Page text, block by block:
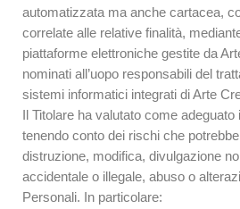
automatizzata ma anche cartacea,
correlate alle relative finalità,
piattaforme elettroniche gestite da
nominati all’uopo responsabili del
sistemi informatici integrati di Arte
Il Titolare ha valutato come
tenendo conto dei rischi che
distruzione, modifica, divulgazione
accidentale o illegale, abuso o
Personali. In particolare: